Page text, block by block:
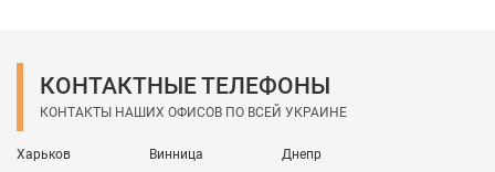
интерьере;
для изготовления различных видов отделки и
КОНТАКТНЫЕ ТЕЛЕФОНЫ
КОНТАКТЫ НАШИХ ОФИСОВ ПО ВСЕЙ УКРАИНЕ
Харьков Винница Днепр